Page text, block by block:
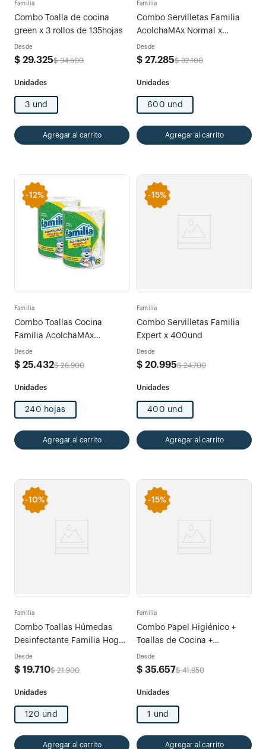
Familia
Combo Toalla de cocina
green x 3 rollos de 135hojas
Desde
$ 29.325$ 34.500
3 und
Agregar al carrito
Familia
Combo Servilletas Familia
AcolchaMAx Normal x
600und
Desde
$ 27.285$ 32.100
600 und
Agregar al carrito
-12%
Familia
Combo Toallas Cocina
Familia AcolchaMAx
Megarollo Decoradas 2 rollos
x 120 hojas
Desde
$ 25.432$ 28.900
240 hojas
Agregar al carrito
-15%
Familia
Combo Servilletas Familia
Expert x 400und
Desde
$ 20.995$ 24.700
400 und
Agregar al carrito
-10%
Familia
Combo Toallas Húmedas
Desinfectante Familia Hogar
x 120und (40und c/u)
Desde
$ 19.710$ 21.900
120 und
Agregar al carrito
-15%
Familia
Combo Papel Higiénico +
Toallas de Cocina +
Servilletas Familia Green
Desde
$ 35.657$ 41.950
1 und
Agregar al carrito